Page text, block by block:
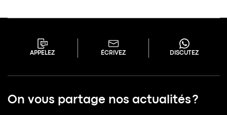
APPELEZ ÉCRIVEZ DISCUTEZ
On vous partage nos actualités ?